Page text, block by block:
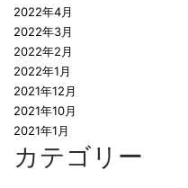
2022年4月
2022年3月
2022年2月
2022年1月
2021年12月
2021年10月
2021年1月
カテゴリー